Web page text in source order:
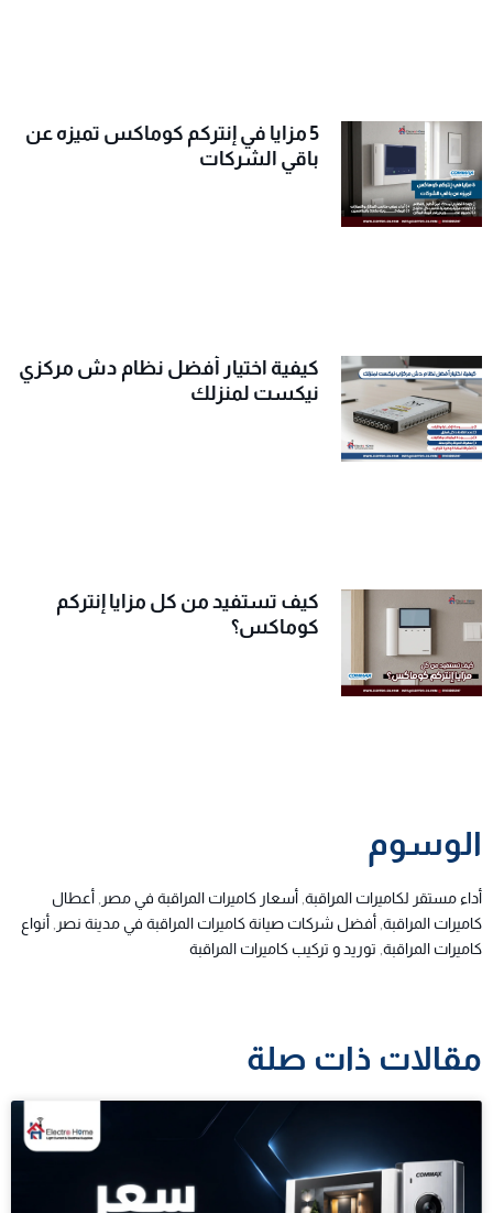
5 مزايا في إنتركم كوماكس تميزه عن
باقي الشركات
كيفية اختيار أفضل نظام دش مركزي
نيكست لمنزلك
كيف تستفيد من كل مزايا إنتركم
كوماكس؟
الوسوم
أداء مستقر لكاميرات المراقبة أسعار كاميرات المراقبة في مصر أعطال
كاميرات المراقبة أفضل شركات صيانة كاميرات المراقبة في مدينة نصر أنواع
كاميرات المراقبة توريد و تركيب كاميرات المراقبة
مقالات ذات صلة